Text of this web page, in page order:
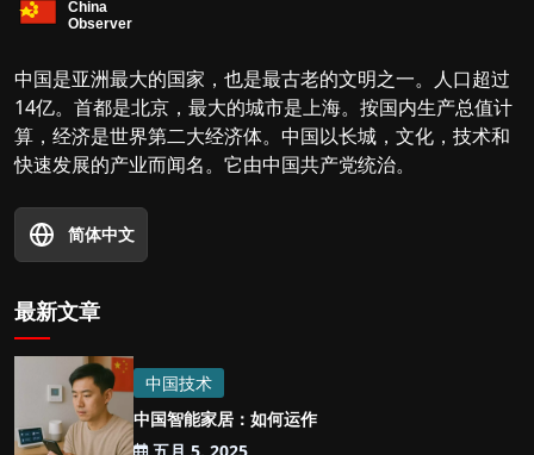
中国是亚洲最大的国家，也是最古老的文明之一。人口超过
14亿。首都是北京，最大的城市是上海。按国内生产总值计
算，经济是世界第二大经济体。中国以长城，文化，技术和
快速发展的产业而闻名。它由中国共产党统治。
简体中文
最新文章
中国技术
中国智能家居：如何运作